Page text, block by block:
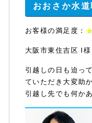
おおさか水
お客様の満足度：
大阪市東住吉区 I様
引越しの日も迫っ
ていただき大変助
引越し先でも何か